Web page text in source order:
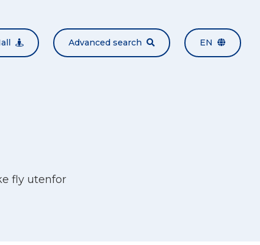
Advanced search EN
fly utenfor